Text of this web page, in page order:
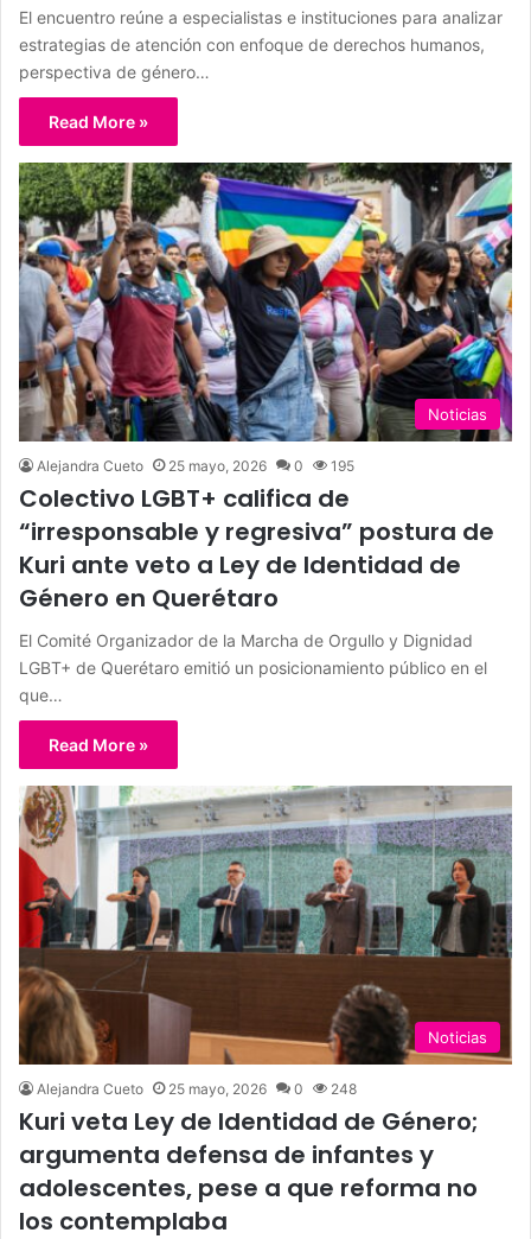
El encuentro reúne a especialistas e instituciones para analizar
estrategias de atención con enfoque de derechos humanos,
perspectiva de género…
Read More »
Noticias
Alejandra Cueto 25 mayo, 2026 0 195
Colectivo LGBT+ califica de
“irresponsable y regresiva” postura de
Kuri ante veto a Ley de Identidad de
Género en Querétaro
El Comité Organizador de la Marcha de Orgullo y Dignidad
LGBT+ de Querétaro emitió un posicionamiento público en el
que…
Read More »
Noticias
Alejandra Cueto 25 mayo, 2026 0 248
Kuri veta Ley de Identidad de Género;
argumenta defensa de infantes y
adolescentes, pese a que reforma no
los contemplaba